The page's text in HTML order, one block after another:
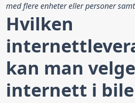
med flere enheter eller personer
Hvilken
kan man
internett i